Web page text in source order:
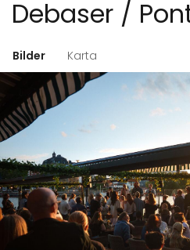
Lägg till
Debaser /
Bilder Karta